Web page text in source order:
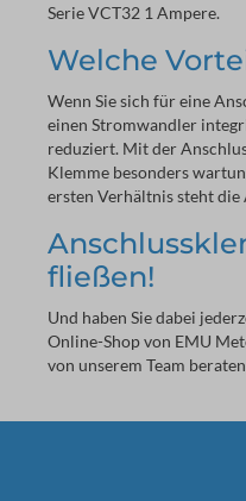
Serie VCT32 1 Ampere.
Welche
Wenn Sie sich für eine
einen Stromwandler
reduziert. Mit der
Klemme besonders
ersten Verhältnis steht die
fließen!
Und haben Sie dabei
Online-Shop von EMU
von unserem Team